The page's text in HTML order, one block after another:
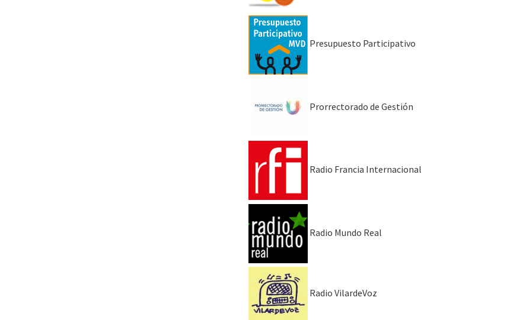
Presupuesto Participativo
Prorrectorado de Gestión
Radio Francia Internacional
Radio Mundo Real
Radio VilardeVoz